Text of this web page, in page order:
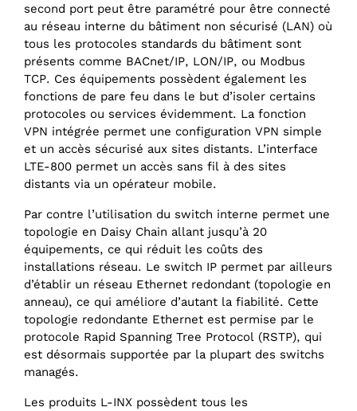
second port peut être paramétré pour être connecté
au réseau interne du bâtiment non sécurisé (LAN) où
tous les protocoles standards du bâtiment sont
présents comme BACnet/‌IP, LON/‌IP, ou Modbus
TCP. Ces équipements possèdent également les
fonctions de pare feu dans le but d’isoler certains
protocoles ou services évidemment. La fonction
VPN intégrée permet une configuration VPN simple
et un accès sécurisé aux sites distants. L’interface
LTE-800 permet un accès sans fil à des sites
distants via un opérateur mobile.
Par contre l’utilisation du switch interne permet une
topologie en Daisy Chain allant jusqu’à 20
équipements, ce qui réduit les coûts des
installations réseau. Le switch IP permet par ailleurs
d’établir un réseau Ethernet redondant (topologie en
anneau), ce qui améliore d’autant la fiabilité. Cette
topologie redondante Ethernet est permise par le
protocole Rapid Spanning Tree Protocol (RSTP), qui
est désormais supportée par la plupart des switchs
managés.
Les produits L-INX possèdent tous les